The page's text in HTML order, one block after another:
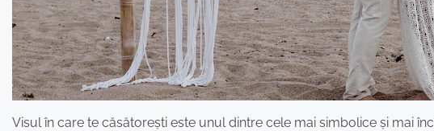
Visul în care te căsătorești este unul dintre cele mai simbolice și mai